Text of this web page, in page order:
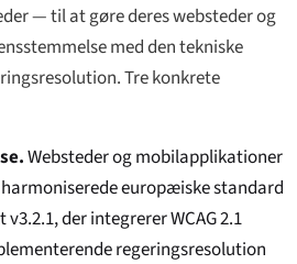
— til at gøre deres websteder og
med den tekniske
Tre konkrete
Websteder og mobilapplikationer
europæiske standard
v3.2.1, der integrerer WCAG 2.1
regeringsresolution